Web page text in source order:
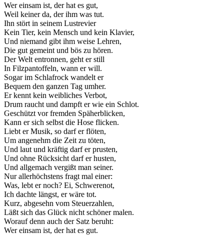
Wer einsam ist, der hat es gut,
Weil keiner da, der ihm was tut.
Ihn stört in seinem Lustrevier
Kein Tier, kein Mensch und kein Klavier,
Und niemand gibt ihm weise Lehren,
Die gut gemeint und bös zu hören.
Der Welt entronnen, geht er still
In Filzpantoffeln, wann er will.
Sogar im Schlafrock wandelt er
Bequem den ganzen Tag umher.
Er kennt kein weibliches Verbot,
Drum raucht und dampft er wie ein Schlot.
Geschützt vor fremden Späherblicken,
Kann er sich selbst die Hose flicken.
Liebt er Musik, so darf er flöten,
Um angenehm die Zeit zu töten,
Und laut und kräftig darf er prusten,
Und ohne Rücksicht darf er husten,
Und allgemach vergißt man seiner.
Nur allerhöchstens fragt mal einer:
Was, lebt er noch? Ei, Schwerenot,
Ich dachte längst, er wäre tot.
Kurz, abgesehn vom Steuerzahlen,
Läßt sich das Glück nicht schöner malen.
Worauf denn auch der Satz beruht:
Wer einsam ist, der hat es gut.